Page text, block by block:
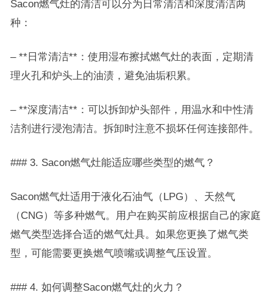
Sacon燃气灶的清洁可以分为日常清洁和深度清洁两
种：
– **日常清洁**：使用湿布擦拭燃气灶的表面，定期清
理火孔和炉头上的油渍，避免油垢积累。
– **深度清洁**：可以拆卸炉头部件，用温水和中性清
洁剂进行浸泡清洁。拆卸时注意不损坏任何连接部件。
### 3. Sacon燃气灶能适应哪些类型的燃气？
Sacon燃气灶适用于液化石油气（LPG）、天然气
（CNG）等多种燃气。用户在购买前应根据自己的家庭
燃气类型选择合适的燃气灶具。如果您更换了燃气类
型，可能需要更换燃气喷嘴或调整气压设置。
### 4. 如何调整Sacon燃气灶的火力？